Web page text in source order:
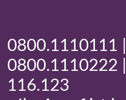
0800.1110111 |
0800.1110222 |
116.123